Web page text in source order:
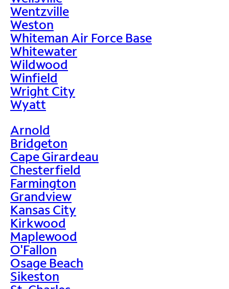
Wentzville
Weston
Whiteman Air Force Base
Whitewater
Wildwood
Winfield
Wright City
Wyatt
Arnold
Bridgeton
Cape Girardeau
Chesterfield
Farmington
Grandview
Kansas City
Kirkwood
Maplewood
O'Fallon
Osage Beach
Sikeston